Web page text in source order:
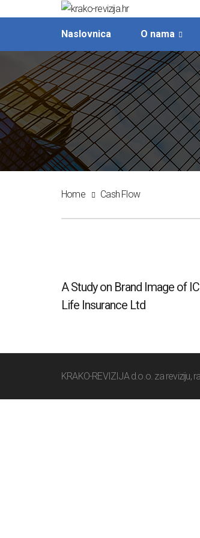
Naslovnica O nama
Home Cash Flow
A Study on Brand Image of
Life Insurance Ltd
KRAKO-REVIZIJA d.o.o. za reviziju,